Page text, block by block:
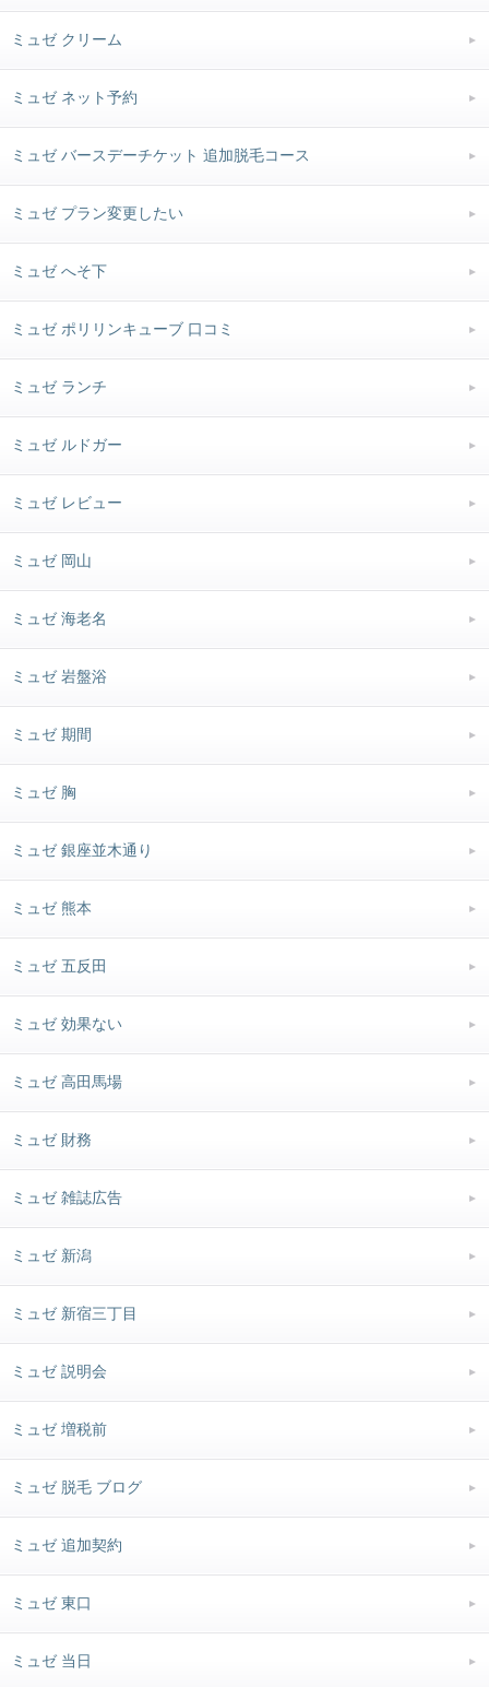
ミュゼ クリーム
ミュゼ ネット予約
ミュゼ バースデーチケット 追加脱毛コース
ミュゼ プラン変更したい
ミュゼ へそ下
ミュゼ ポリリンキューブ 口コミ
ミュゼ ランチ
ミュゼ ルドガー
ミュゼ レビュー
ミュゼ 岡山
ミュゼ 海老名
ミュゼ 岩盤浴
ミュゼ 期間
ミュゼ 胸
ミュゼ 銀座並木通り
ミュゼ 熊本
ミュゼ 五反田
ミュゼ 効果ない
ミュゼ 高田馬場
ミュゼ 財務
ミュゼ 雑誌広告
ミュゼ 新潟
ミュゼ 新宿三丁目
ミュゼ 説明会
ミュゼ 増税前
ミュゼ 脱毛 ブログ
ミュゼ 追加契約
ミュゼ 東口
ミュゼ 当日